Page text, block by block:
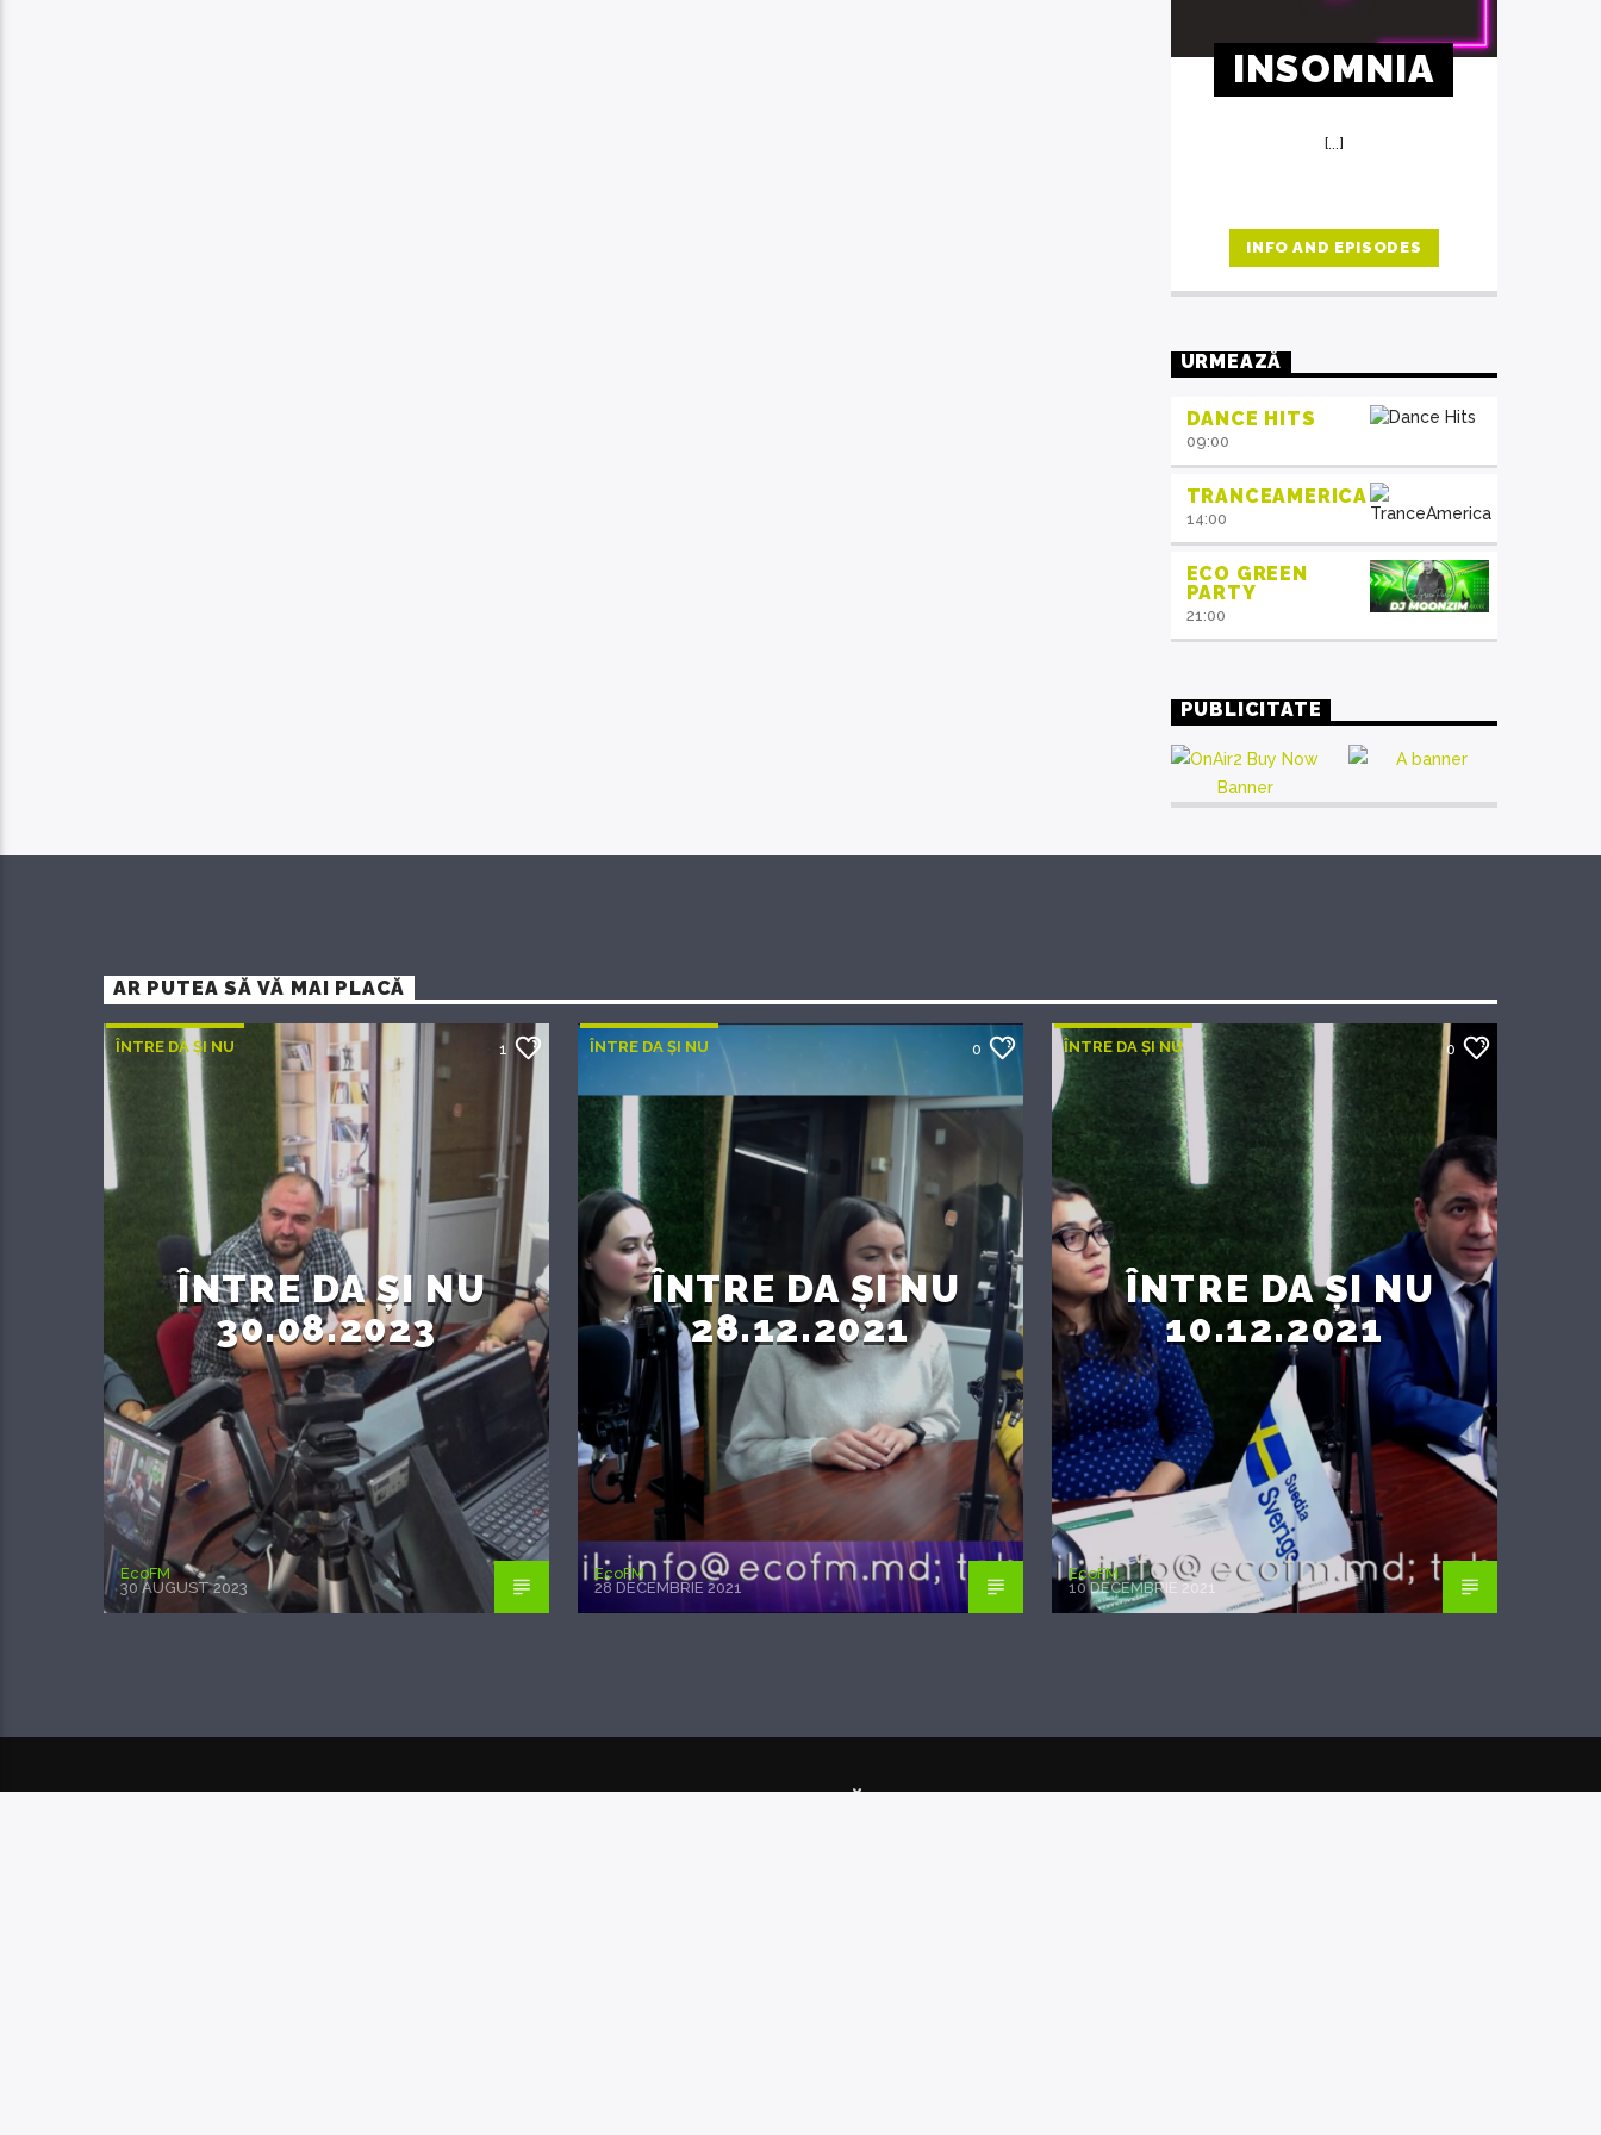
INSOMNIA
[...]
INFO AND EPISODES
URMEAZĂ
DANCE HITS
09:00
TRANCEAMERICA
14:00
ECO GREEN
PARTY
21:00
PUBLICITATE
AR PUTEA SĂ VĂ MAI PLACĂ
ÎNTRE DA ȘI NU 1
ÎNTRE DA ȘI NU
30.08.2023
EcoFM
30 AUGUST 2023
ÎNTRE DA ȘI NU 0
ÎNTRE DA ȘI NU
28.12.2021
EcoFM
28 DECEMBRIE 2021
ÎNTRE DA ȘI NU 0
ÎNTRE DA ȘI NU
10.12.2021
EcoFM
10 DECEMBRIE 2021